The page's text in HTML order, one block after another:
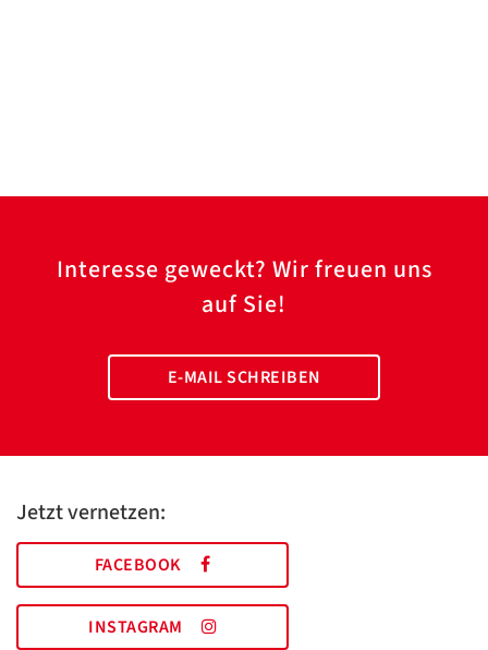
Interesse geweckt? Wir freuen uns
auf Sie!
E-MAIL SCHREIBEN
Jetzt vernetzen:
FACEBOOK
INSTAGRAM